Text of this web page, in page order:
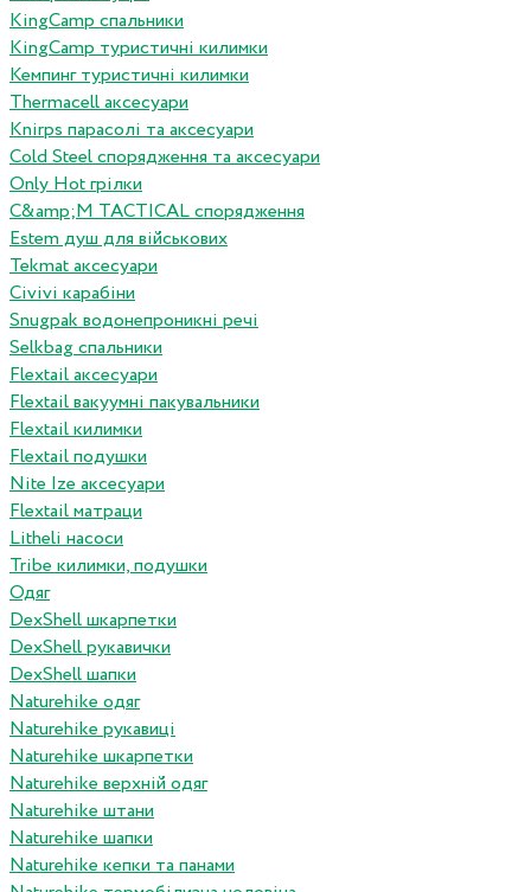
KingCamp спальники
KingCamp туристичні килимки
Кемпинг туристичні килимки
Thermacell аксесуари
Knirps парасолі та аксесуари
Cold Steel спорядження та аксесуари
Only Hot грілки
C&amp;M TACTICAL спорядження
Estem душ для військових
Tekmat аксесуари
Сivivi карабіни
Snugpak водонепроникні речі
Selkbag спальники
Flextail аксесуари
Flextail вакуумні пакувальники
Flextail килимки
Flextail подушки
Nite Ize аксесуари
Flextail матраци
Litheli насоси
Tribe килимки, подушки
Одяг
DexShell шкарпетки
DexShell рукавички
DexShell шапки
Naturehike одяг
Naturehike рукавиці
Naturehike шкарпетки
Naturehike верхній одяг
Naturehike штани
Naturehike шапки
Naturehike кепки та панами